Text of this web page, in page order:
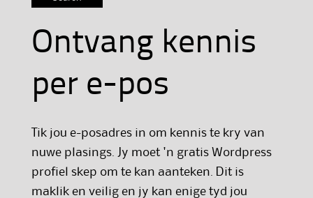
Ontvang kennis
per e-pos
Tik jou e-posadres in om kennis te kry van
nuwe plasings. Jy moet 'n gratis Wordpress
profiel skep om te kan aanteken. Dit is
maklik en veilig en jy kan enige tyd jou